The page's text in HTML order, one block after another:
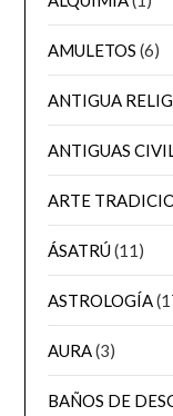
AMULETOS (6)
ANTIGUA
ANTIGUAS
ARTE
ÁSATRÚ(11)
ASTROLOGÍA
AURA(3)
BAÑOS DE